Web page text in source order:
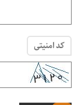
کد امنیتی